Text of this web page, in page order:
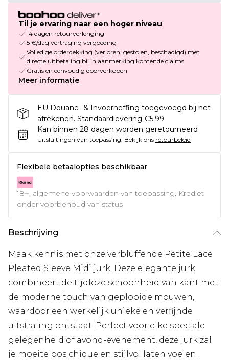
Til je ervaring naar een hoger niveau
14 dagen retourverlenging
5 €/dag vertraging vergoeding
Volledige orderdekking (verloren, gestolen, beschadigd) met
directe uitbetaling bij in aanmerking komende claims
Gratis en eenvoudig doorverkopen
Meer informatie
EU Douane- & Invoerheffing toegevoegd bij het
afrekenen. Standaardlevering €5.99
Kan binnen 28 dagen worden geretourneerd
Uitsluitingen van toepassing. Bekijk ons retourbeleid
Flexibele betaalopties beschikbaar
18+, algemene voorwaarden van toepassing. Krediet
onder voorbehoud van status
Beschrijving
Maak kennis met onze verbluffende Petite Lace
Pleated Sleeve Midi jurk. Deze elegante jurk
combineert de tijdloze schoonheid van kant met
de moderne touch van geplooide mouwen,
waardoor een werkelijk unieke en verfijnde
uitstraling ontstaat. Perfect voor elke speciale
gelegenheid of avond-evenement, deze jurk zal
je moeiteloos chique en stijlvol laten voelen.